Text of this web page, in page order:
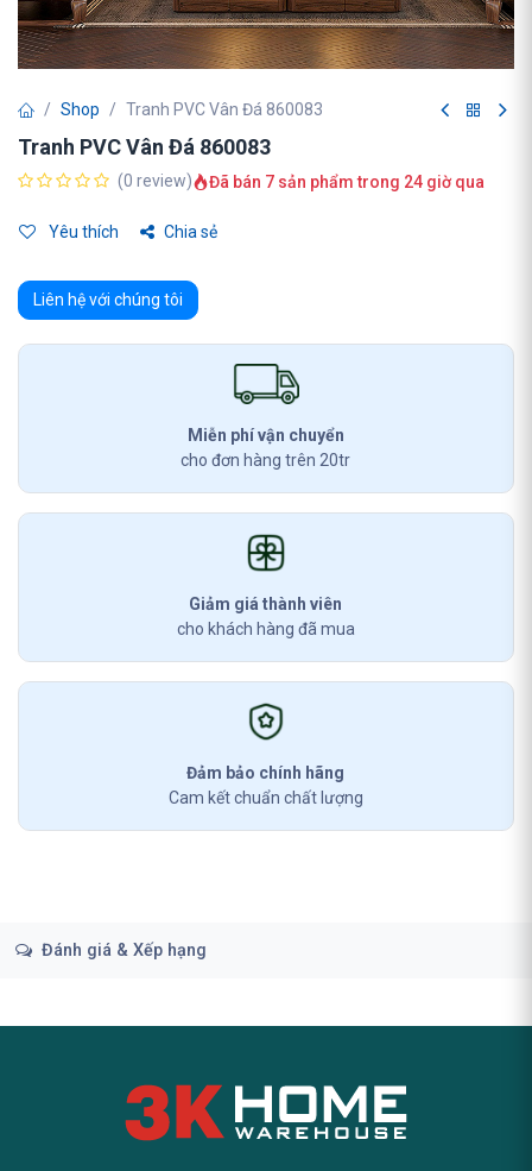
Shop Tranh PVC Vân Đá 860083
Tranh PVC Vân Đá 860083
(0 review) Đã bán 7 sản phẩm trong 24 giờ qua
Yêu thích Chia sẻ
Liên hệ với chúng tôi
Miễn phí vận chuyển
cho đơn hàng trên 20tr
Giảm giá thành viên
cho khách hàng đã mua
Đảm bảo chính hãng
Cam kết chuẩn chất lượng
Đánh giá & Xếp hạng